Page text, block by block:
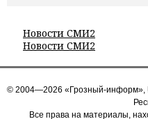
Новости СМИ2
Новости СМИ2
© 2004—2026 «Грозный-информ»,
Все права на материалы,